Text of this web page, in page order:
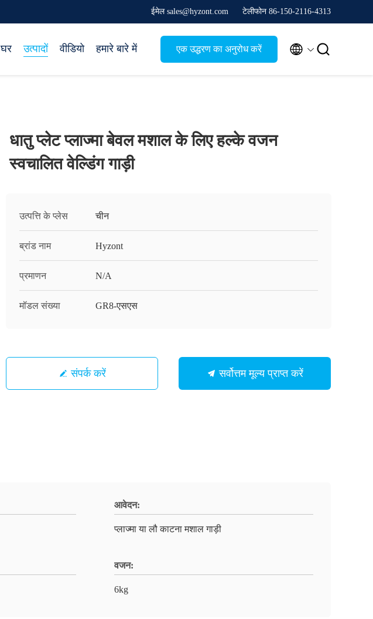
ईमेल sales@hyzont.com टेलीफोन 86-150-2116-4313
घर उत्पादों वीडियो हमारे बारे में एक उद्धरण का अनुरोध करें  
धातु प्लेट प्लाज्मा बेवल मशाल के लिए हल्के वजन
स्वचालित वेल्डिंग गाड़ी
उत्पत्ति के प्लेस चीन
ब्रांड नाम Hyzont
प्रमाणन N/A
मॉडल संख्या GR8-एसएस
संपर्क करें सर्वोत्तम मूल्य प्राप्त करें
आवेदन:
प्लाज्मा या लौ काटना मशाल गाड़ी
वजन:
6kg